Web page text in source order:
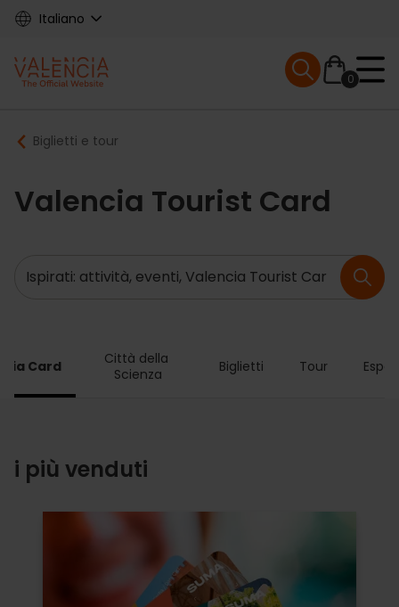
Skip
content
Italiano
Main
navigation
0
Mobile menu
Breadcrumb
Biglietti e tour
Valencia Tourist Card
Ricerca
Card
Città della
Scienza
Biglietti Tour
i più venduti